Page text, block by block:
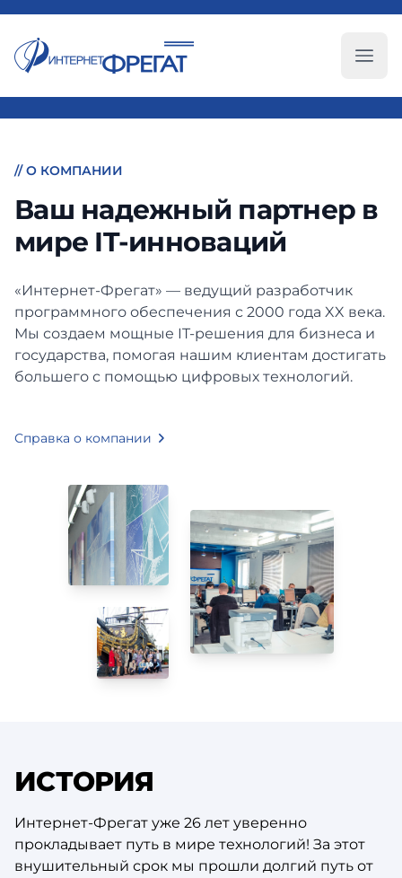
// О КОМПАНИИ
Ваш надежный партнер в
мире IT-инноваций
«Интернет-Фрегат» — ведущий разработчик
программного обеспечения с 2000 года XX века.
Мы создаем мощные IT-решения для бизнеса и
государства, помогая нашим клиентам достигать
большего с помощью цифровых технологий.
Справка о компании
ИСТОРИЯ
Интернет-Фрегат уже 26 лет уверенно
прокладывает путь в мире технологий! За этот
внушительный срок мы прошли долгий путь от